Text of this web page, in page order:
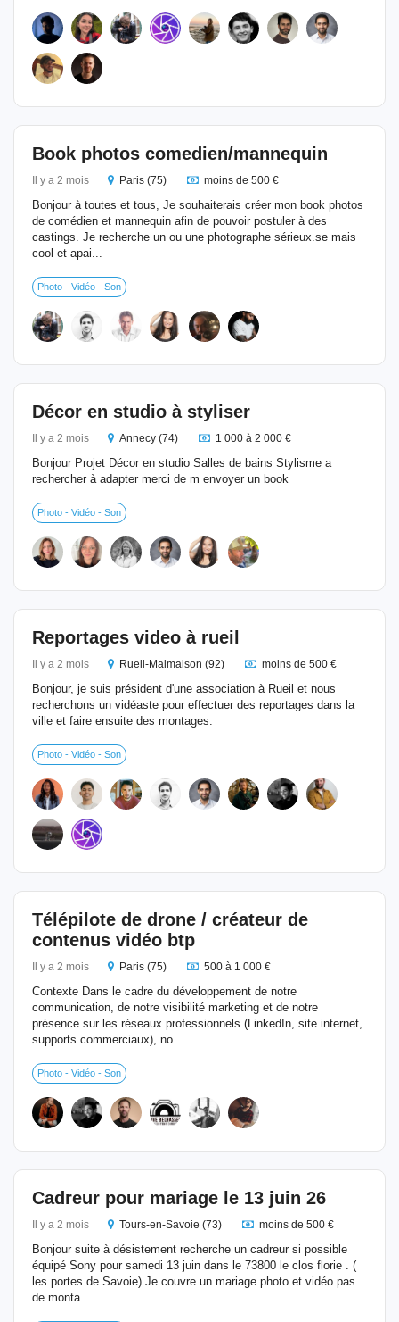
Book photos comedien/mannequin
Il y a 2 mois Paris (75) moins de 500 €
Bonjour à toutes et tous, Je souhaiterais créer mon book photos
de comédien et mannequin afin de pouvoir postuler à des
castings. Je recherche un ou une photographe sérieux.se mais
cool et apai...
Photo - Vidéo - Son
Décor en studio à styliser
Il y a 2 mois Annecy (74) 1 000 à 2 000 €
Bonjour Projet Décor en studio Salles de bains Stylisme a
rechercher à adapter merci de m envoyer un book
Photo - Vidéo - Son
Reportages video à rueil
Il y a 2 mois Rueil-Malmaison (92) moins de 500 €
Bonjour, je suis président d'une association à Rueil et nous
recherchons un vidéaste pour effectuer des reportages dans la
ville et faire ensuite des montages.
Photo - Vidéo - Son
Télépilote de drone / créateur de
contenus vidéo btp
Il y a 2 mois Paris (75) 500 à 1 000 €
Contexte Dans le cadre du développement de notre
communication, de notre visibilité marketing et de notre
présence sur les réseaux professionnels (LinkedIn, site internet,
supports commerciaux), no...
Photo - Vidéo - Son
Cadreur pour mariage le 13 juin 26
Il y a 2 mois Tours-en-Savoie (73) moins de 500 €
Bonjour suite à désistement recherche un cadreur si possible
équipé Sony pour samedi 13 juin dans le 73800 le clos florie . (
les portes de Savoie) Je couvre un mariage photo et vidéo pas
de monta...